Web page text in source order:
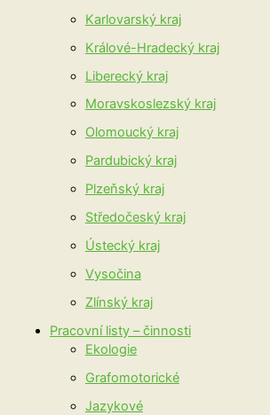
Karlovarský kraj
Králové-Hradecký kraj
Liberecký kraj
Moravskoslezský kraj
Olomoucký kraj
Pardubický kraj
Plzeňský kraj
Středočeský kraj
Ústecký kraj
Vysočina
Zlínský kraj
Pracovní listy – činnosti
Ekologie
Grafomotorické
Jazykové